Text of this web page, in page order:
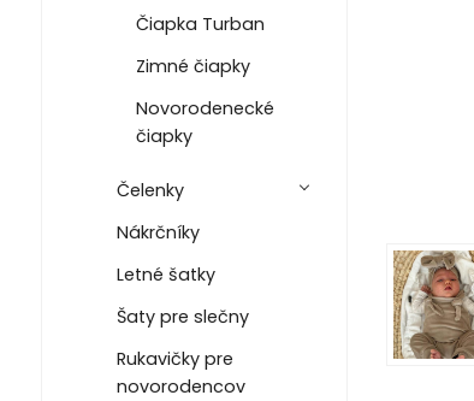
Čiapka Turban
Zimné čiapky
Novorodenecké
čiapky
Čelenky
Nákrčníky
Letné šatky
Šaty pre slečny
Rukavičky pre
novorodencov